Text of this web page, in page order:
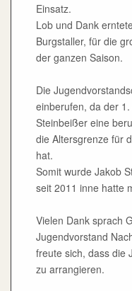
Einsatz.
Lob und Dank
Burgstaller, für die
der ganzen Saison.
Die
einberufen, da der
Steinbeißer eine
die Altersgrenze für
hat.
Somit wurde Jakob
seit 2011 inne hatte
Vielen Dank sprach
Jugendvorstand
freute sich, dass die
zu arrangieren.